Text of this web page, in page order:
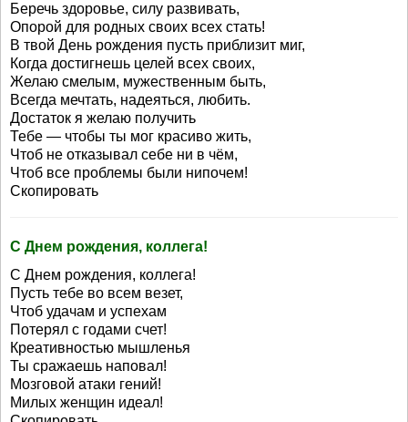
Беречь здоровье, силу развивать,
Опорой для родных своих всех стать!
В твой День рождения пусть приблизит миг,
Когда достигнешь целей всех своих,
Желаю смелым, мужественным быть,
Всегда мечтать, надеяться, любить.
Достаток я желаю получить
Тебе — чтобы ты мог красиво жить,
Чтоб не отказывал себе ни в чём,
Чтоб все проблемы были нипочем!
Скопировать
С Днем рождения, коллега!
С Днем рождения, коллега!
Пусть тебе во всем везет,
Чтоб удачам и успехам
Потерял с годами счет!
Креативностью мышленья
Ты сражаешь наповал!
Мозговой атаки гений!
Милых женщин идеал!